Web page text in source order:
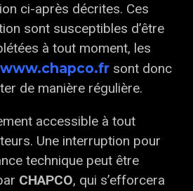
ci-après décrites. Ces
sont susceptibles d’être
à tout moment, les
www.chapco.fr sont donc
de manière régulière.
accessible à tout
Une interruption pour
technique peut être
CHAPCO, qui s’efforcera